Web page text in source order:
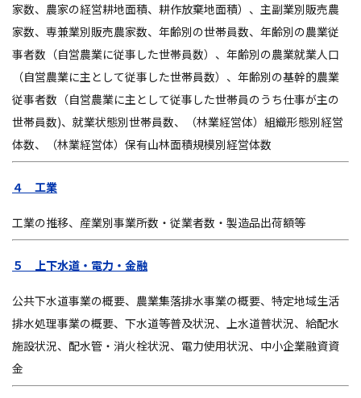
家数、農家の経営耕地面積、耕作放棄地面積）、主副業別販売農
家数、専兼業別販売農家数、年齢別の世帯員数、年齢別の農業従
事者数（自営農業に従事した世帯員数）、年齢別の農業就業人口
（自営農業に主として従事した世帯員数）、年齢別の基幹的農業
従事者数（自営農業に主として従事した世帯員のうち仕事が主の
世帯員数)、就業状態別世帯員数、（林業経営体）組織形態別経営
体数、（林業経営体）保有山林面積規模別経営体数
４ 工業
工業の推移、産業別事業所数・従業者数・製造品出荷額等
５ 上下水道・電力・金融
公共下水道事業の概要、農業集落排水事業の概要、特定地域生活
排水処理事業の概要、下水道等普及状況、上水道普状況、給配水
施設状況、配水管・消火栓状況、電力使用状況、中小企業融資資
金